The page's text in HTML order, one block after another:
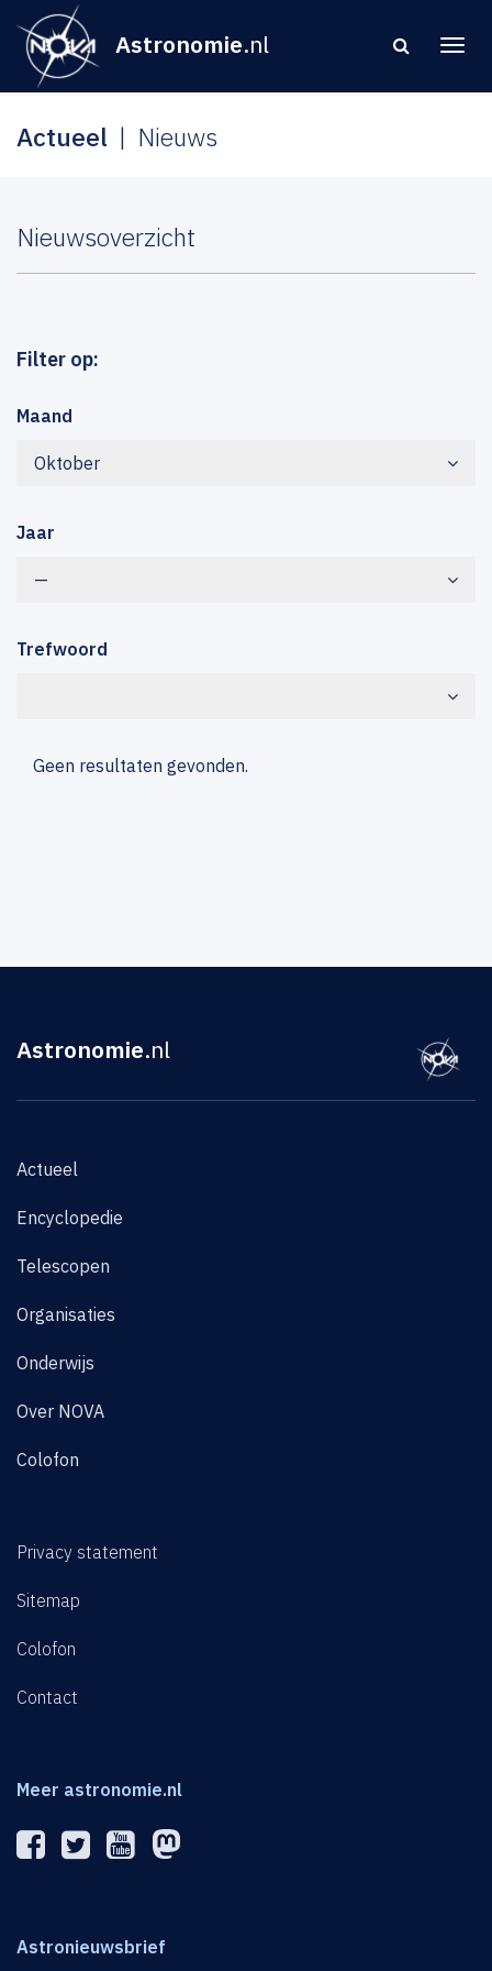
Astronomie.nl
Actueel Nieuws
Nieuwsoverzicht
Filter op:
Maand
Oktober
Jaar
—
Trefwoord
Geen resultaten gevonden.
Astronomie.nl
Actueel
Encyclopedie
Telescopen
Organisaties
Onderwijs
Over NOVA
Colofon
Privacy statement
Sitemap
Colofon
Contact
Meer astronomie.nl
Astronieuwsbrief